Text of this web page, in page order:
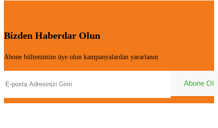
Bizden Haberdar Olun
Abone bültenimize üye olun kampanyalardan yararlanın